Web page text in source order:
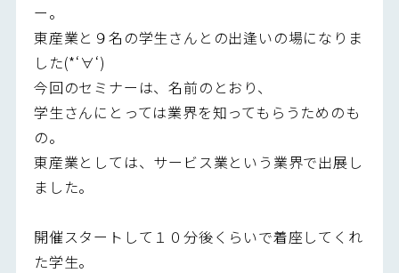
ー。
東産業と９名の学生さんとの出逢いの場になりま
した(*‘∀‘)
今回のセミナーは、名前のとおり、
学生さんにとっては業界を知ってもらうためのも
の。
東産業としては、サービス業という業界で出展し
ました。
開催スタートして１０分後くらいで着座してくれ
た学生。